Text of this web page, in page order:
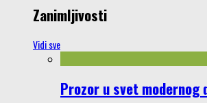
Zanimljivosti
Vidi sve
Prozor u svet modernog